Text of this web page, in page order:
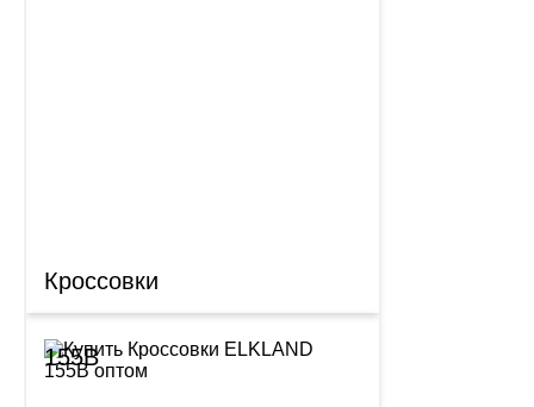
Кроссовки
155B